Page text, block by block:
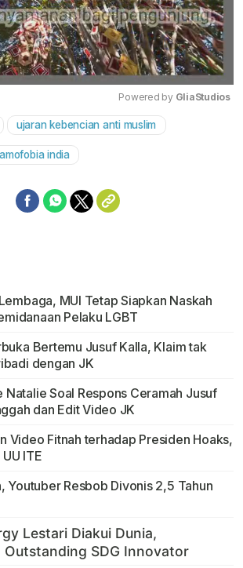
Powered by GliaStudios
ujaran kebencian anti muslim
india
MUI Tetap Siapkan Naskah
Pelaku LGBT
Bertemu Jusuf Kalla, Klaim tak
dengan JK
Natalie Soal Respons Ceramah Jusuf
dan Edit Video JK
Video Fitnah terhadap Presiden Hoaks,
ITE
Youtuber Resbob Divonis 2,5 Tahun